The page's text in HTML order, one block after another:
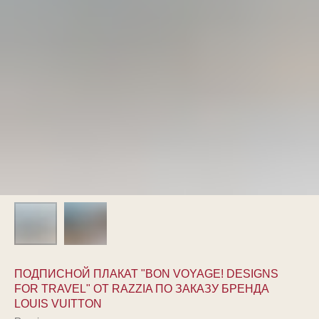
ПОДПИСНОЙ ПЛАКАТ "BON VOYAGE! DESIGNS
FOR TRAVEL" ОТ RAZZIA ПО ЗАКАЗУ БРЕНДА
LOUIS VUITTON